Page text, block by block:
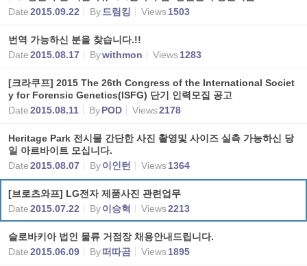
Date2015.09.22 By드림킹 Views1503
번역 가능하신 분을 찾습니다.!!
Date2015.08.17 Bywithmon Views1283
[크라쿠프] 2015 The 26th Congress of the International Societ
y for Forensic Genetics(ISFG) 단기 인력모집 공고
Date2015.08.11 ByPOD Views2178
Heritage Park 전시물 간단한 사진 촬영및 사이즈 실측 가능하신 당
일 아르바이트 모십니다.
Date2015.08.07 By이인턴 Views1364
[브로츠와프] LG전자 제품사진 관련업무
Date2015.07.22 By이승혁 Views2213
슬로바키아 법인 물류 거점장 채용안내드립니다.
Date2015.06.09 By떠따곰 Views1895